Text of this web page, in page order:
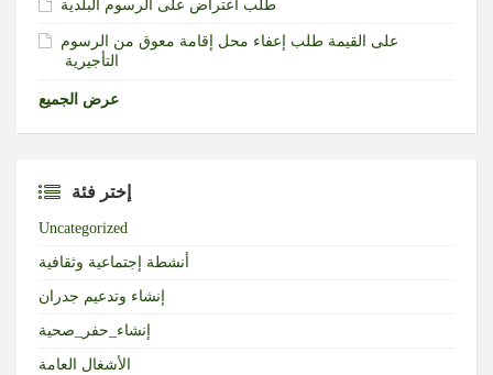
طلب اعتراض على الرسوم البلدية
طلب إعفاء محل إقامة معوق من الرسوم‎ ‎على القيمة
التأجيرية ‏
عرض الجميع
إختر فئة
Uncategorized
أنشطة إجتماعية وثقافية
إنشاء وتدعيم جدران
إنشاء_حفر_صحية
الأشغال العامة